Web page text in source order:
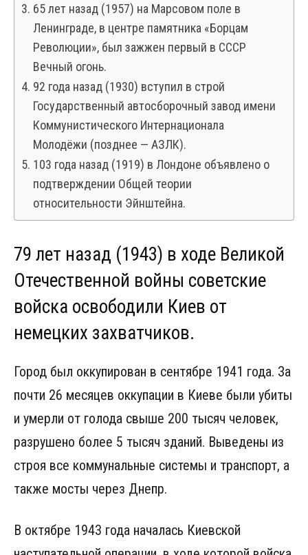
65 лет назад (1957) на Марсовом поле в
Ленинграде, в центре памятника «Борцам
Революции», был зажжен первый в СССР
Вечный огонь.
92 года назад (1930) вступил в строй
Государственный автосборочный завод имени
Коммунистического Интернационала
Молодёжи (позднее — АЗЛК).
103 года назад (1919) в Лондоне объявлено о
подтверждении Общей теории
относительности Эйнштейна.
79 лет назад (1943) в ходе Великой
Отечественной войны советские
войска освободили Киев от
немецких захватчиков.
Город был оккупирован в сентябре 1941 года. За
почти 26 месяцев оккупации в Киеве были убиты
и умерли от голода свыше 200 тысяч человек,
разрушено более 5 тысяч зданий. Выведены из
строя все коммунальные системы и транспорт, а
также мосты через Днепр.
В октябре 1943 года началась Киевской